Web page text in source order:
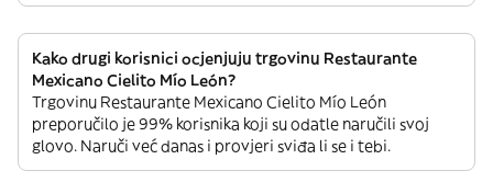
Kako drugi korisnici ocjenjuju trgovinu Restaurante
Mexicano Cielito Mío León?
Trgovinu Restaurante Mexicano Cielito Mío León
preporučilo je 99% korisnika koji su odatle naručili svoj
glovo. Naruči već danas i provjeri sviđa li se i tebi.